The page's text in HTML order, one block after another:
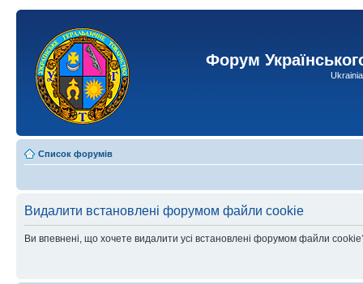
Форум
Список форумів
Видалити встановлені форумом файли cookie
Ви впевнені, що хочете видалити усі встановлені форумом файли